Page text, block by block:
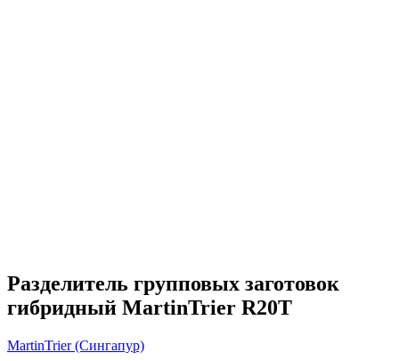
Разделитель групповых заготовок
гибридный MartinTrier R20T
MartinTrier (Сингапур)